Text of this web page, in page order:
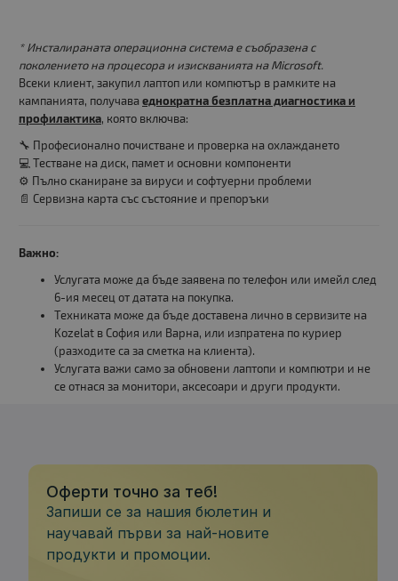
* Инсталираната операционна система е съобразена с
поколението на процесора и изискванията на Microsoft.
Всеки клиент, закупил лаптоп или компютър в рамките на
кампанията, получава еднократна безплатна диагностика и
профилактика, която включва:
🔧 Професионално почистване и проверка на охлаждането
💻 Тестване на диск, памет и основни компоненти
⚙️ Пълно сканиране за вируси и софтуерни проблеми
📄 Сервизна карта със състояние и препоръки
Важно:
Услугата може да бъде заявена по телефон или имейл след
6-ия месец от датата на покупка.
Техниката може да бъде доставена лично в сервизите на
Kozelat в София или Варна, или изпратена по куриер
(разходите са за сметка на клиента).
Услугата важи само за обновени лаптопи и компютри и не
се отнася за монитори, аксесоари и други продукти.
Оферти точно за теб!
Запиши се за нашия бюлетин и
научавай първи за най-новите
продукти и промоции.